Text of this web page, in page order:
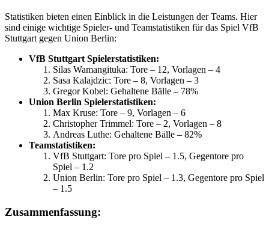
Statistiken bieten einen Einblick in die Leistungen der Teams. Hier
sind einige wichtige Spieler- und Teamstatistiken für das Spiel VfB
Stuttgart gegen Union Berlin:
VfB Stuttgart Spielerstatistiken:
Silas Wamangituka: Tore – 12, Vorlagen – 4
Sasa Kalajdzic: Tore – 8, Vorlagen – 3
Gregor Kobel: Gehaltene Bälle – 78%
Union Berlin Spielerstatistiken:
Max Kruse: Tore – 9, Vorlagen – 6
Christopher Trimmel: Tore – 2, Vorlagen – 8
Andreas Luthe: Gehaltene Bälle – 82%
Teamstatistiken:
VfB Stuttgart: Tore pro Spiel – 1.5, Gegentore pro
Spiel – 1.2
Union Berlin: Tore pro Spiel – 1.3, Gegentore pro Spiel
– 1.5
Zusammenfassung: